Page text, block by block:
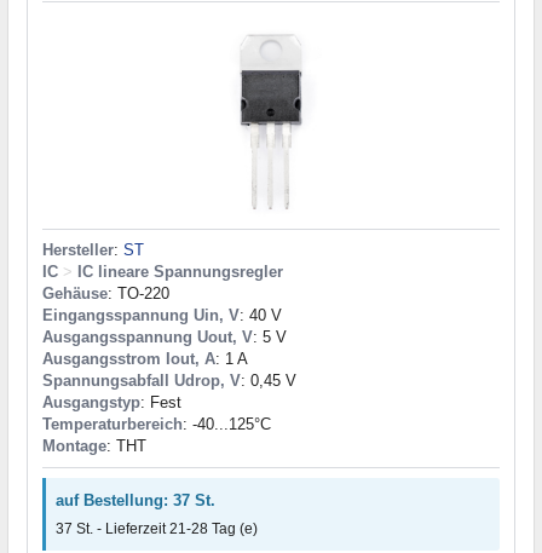
Hersteller: ST
IC > IC lineare Spannungsregler
Gehäuse: TO-220
Eingangsspannung Uin, V: 40 V
Ausgangsspannung Uout, V: 5 V
Ausgangsstrom Iout, A: 1 A
Spannungsabfall Udrop, V: 0,45 V
Ausgangstyp: Fest
Temperaturbereich: -40...125°C
Montage: THT
auf Bestellung: 37 St.
37 St. - Lieferzeit 21-28 Tag (e)